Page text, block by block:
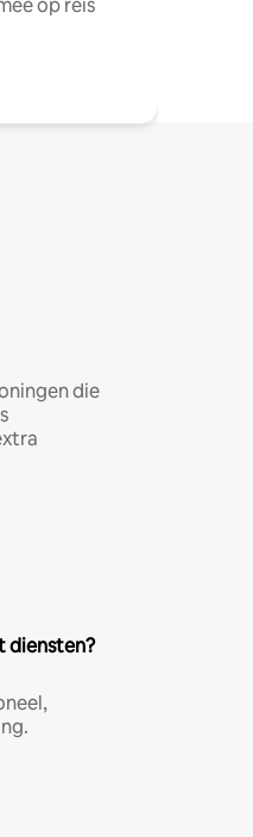
op reis
die
diensten?